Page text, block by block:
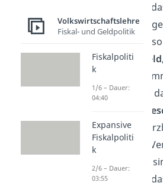
berücksichtigt,
Sichtguthaben
kann. Es wird
zwischenBargeld
Zentralbank
Sichtguthaben
,
z.B. der
Sparkasse, zur
wird. Doch was
eigentlich? Um
Volkswirtschaftslehre
Fiskal- und Geldpolitik
Fiskalpoliti
k
1/6 – Dauer:
04:40
Expansive
Fiskalpoliti
k
2/6 – Dauer:
03:55